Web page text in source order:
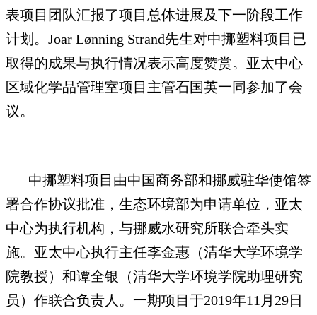
表项目团队汇报了项目总体进展及下一阶段工作
计划。Joar Lønning Strand先生对中挪塑料项目已
取得的成果与执行情况表示高度赞赏。亚太中心
区域化学品管理室项目主管石国英一同参加了会
议。
中挪塑料项目由中国商务部和挪威驻华使馆签
署合作协议批准，生态环境部为申请单位，亚太
中心为执行机构，与挪威水研究所联合牵头实
施。亚太中心执行主任李金惠（清华大学环境学
院教授）和谭全银（清华大学环境学院助理研究
员）作联合负责人。一期项目于2019年11月29日